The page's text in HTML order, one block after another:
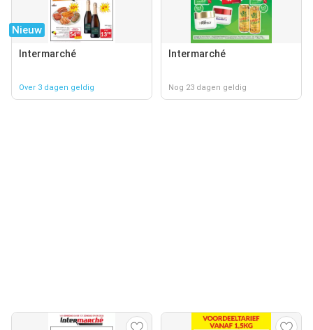
Nieuw
Intermarché
Over 3 dagen geldig
Intermarché
Nog 23 dagen geldig